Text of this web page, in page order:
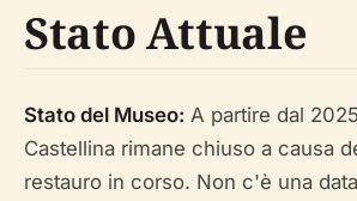
Stato Attuale
Stato del Museo: A partire dal
Castellina rimane chiuso a causa
restauro in corso. Non c'è una